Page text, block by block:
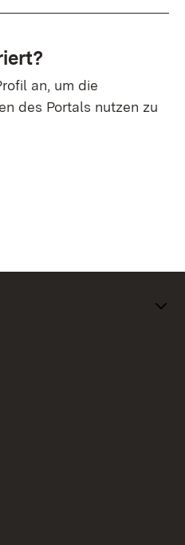
an, um die
des Portals nutzen zu